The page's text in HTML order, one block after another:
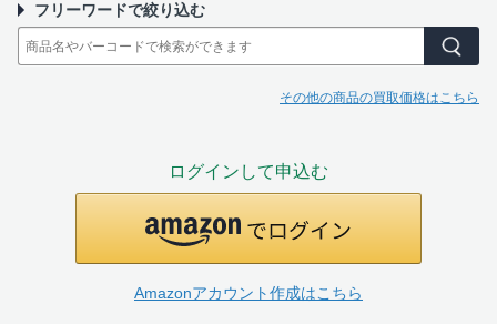
フリーワードで絞り込む
その他の商品の買取価格はこちら
ログインして申込む
Amazonアカウント作成はこちら